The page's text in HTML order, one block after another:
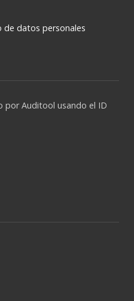
datos personales
por Auditool usando el ID